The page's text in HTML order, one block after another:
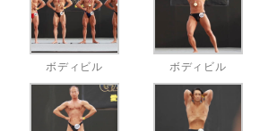
ボディビル ボディビル